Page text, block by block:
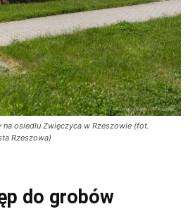
na osiedlu Zwięczyca w Rzeszowie (fot.
Rzeszowa)
do grobów